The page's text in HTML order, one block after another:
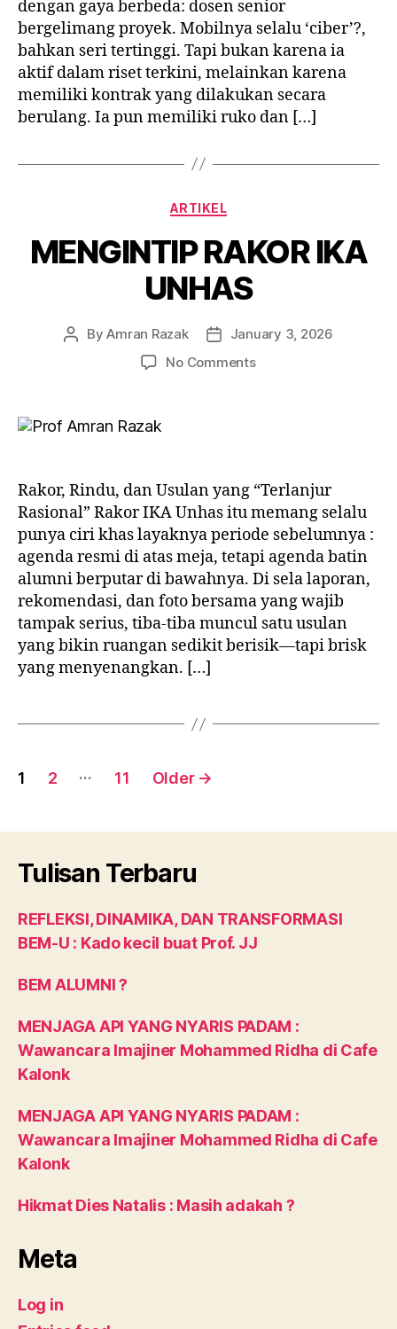
dengan gaya berbeda: dosen senior
bergelimang proyek. Mobilnya selalu ‘ciber’?,
bahkan seri tertinggi. Tapi bukan karena ia
aktif dalam riset terkini, melainkan karena
memiliki kontrak yang dilakukan secara
berulang. Ia pun memiliki ruko dan […]
Categories
ARTIKEL
MENGINTIP RAKOR IKA
UNHAS
PostByAmran Razak
PostJanuary 3, 2026
No Commentson
Rakor, Rindu, dan Usulan yang “Terlanjur
Rasional” Rakor IKA Unhas itu memang selalu
punya ciri khas layaknya periode sebelumnya :
agenda resmi di atas meja, tetapi agenda batin
alumni berputar di bawahnya. Di sela laporan,
rekomendasi, dan foto bersama yang wajib
tampak serius, tiba-tiba muncul satu usulan
yang bikin ruangan sedikit berisik—tapi brisk
yang menyenangkan. […]
Posts
1 2 … 11 Older →
Tulisan Terbaru
REFLEKSI, DINAMIKA, DAN TRANSFORMASI
BEM-U : Kado kecil buat Prof. JJ
BEM ALUMNI ?
MENJAGA API YANG NYARIS PADAM :
Wawancara Imajiner Mohammed Ridha di Cafe
Kalonk
MENJAGA API YANG NYARIS PADAM :
Wawancara Imajiner Mohammed Ridha di Cafe
Kalonk
Hikmat Dies Natalis : Masih adakah ?
Meta
Log in